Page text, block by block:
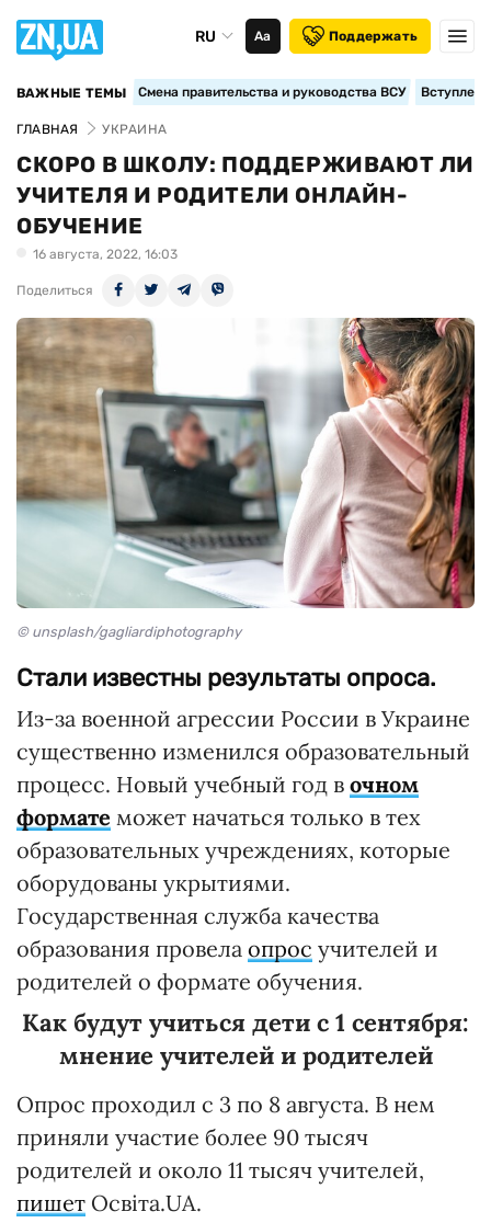
RU Аа Поддержать
ВАЖНЫЕ ТЕМЫ Смена правительства и руководства ВСУ
ГЛАВНАЯ УКРАИНА
СКОРО В ШКОЛУ: ПОДДЕРЖИВАЮТ ЛИ
УЧИТЕЛЯ И РОДИТЕЛИ ОНЛАЙН-
ОБУЧЕНИЕ
16 августа, 2022, 16:03
Поделиться
© unsplash/gagliardiphotography
Стали известны результаты опроса.
Из-за военной агрессии России в Украине
существенно изменился образовательный
процесс. Новый учебный год в очном
формате может начаться только в тех
образовательных учреждениях, которые
оборудованы укрытиями.
Государственная служба качества
образования провела опрос учителей и
родителей о формате обучения.
Как будут учиться дети с 1 сентября:
мнение учителей и родителей
Опрос проходил с 3 по 8 августа. В нем
приняли участие более 90 тысяч
родителей и около 11 тысяч учителей,
пишет Освіта.UA.